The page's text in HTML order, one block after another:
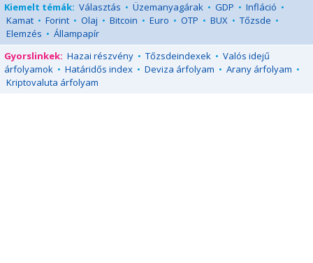
Kiemelt témák: Választás • Üzemanyagárak • GDP • Infláció •
Kamat • Forint • Olaj • Bitcoin • Euro • OTP • BUX • Tőzsde •
Elemzés • Állampapír
Gyorslinkek: Hazai részvény • Tőzsdeindexek • Valós idejű
árfolyamok • Határidős index • Deviza árfolyam • Arany árfolyam •
Kriptovaluta árfolyam